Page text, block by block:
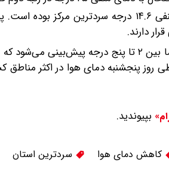
به گفته ضیائیان، در بین مراکز استان‌ها، مشهد با دمای
وی ادامه داد: فردا (سه‌شنبه) در اکثر مناطق کشور افزایش دما
بپیوندید.
کاهش دمای هوا سردترین استان